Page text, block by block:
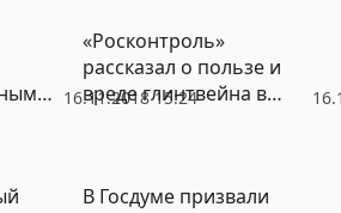
16.11.2018 15:24
«Росконтроль»
рассказал о пользе и
вреде глинтвейна в
В Госдуме призвали